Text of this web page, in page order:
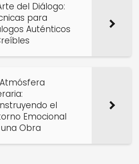
del Diálogo:
para
Auténticos
el
Emocional
Obra